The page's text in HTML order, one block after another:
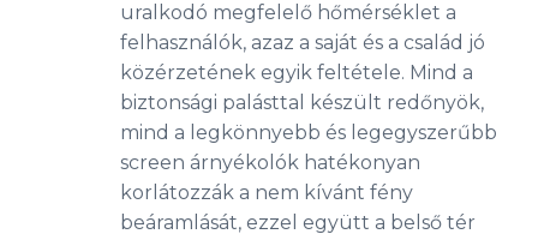
uralkodó megfelelő hőmérséklet a
felhasználók, azaz a saját és a család jó
közérzetének egyik feltétele. Mind a
biztonsági palásttal készült redőnyök,
mind a legkönnyebb és legegyszerűbb
screen árnyékolók hatékonyan
korlátozzák a nem kívánt fény
beáramlását, ezzel együtt a belső tér